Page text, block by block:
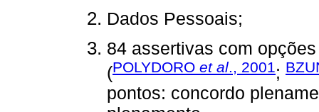
Dados Pessoais;
84 assertivas com
(POLYDORO et al., 2001;
pontos: concordo